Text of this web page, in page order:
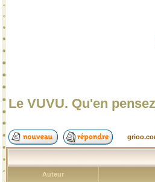
Le VUVU. Qu'en
Auteur